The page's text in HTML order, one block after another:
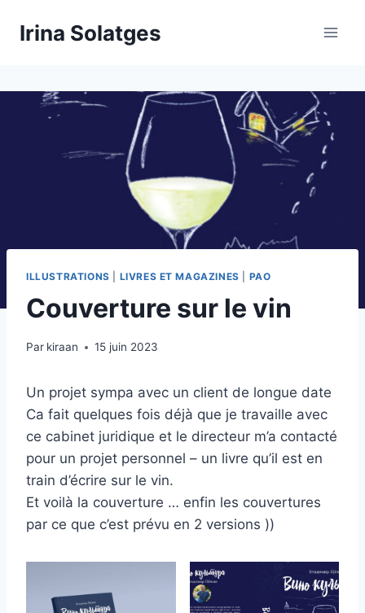
Irina Solatges
ILLUSTRATIONS LIVRES ET MAGAZINES PAO
Couverture sur le vin
Par kiraan 15 juin 2023
Un projet sympa avec un client de longue date
Ca fait quelques fois déjà que je travaille avec
ce cabinet juridique et le directeur m’a contacté
pour un projet personnel – un livre qu’il est en
train d’écrire sur le vin.
Et voilà la couverture … enfin les couvertures
par ce que c’est prévu en 2 versions ))